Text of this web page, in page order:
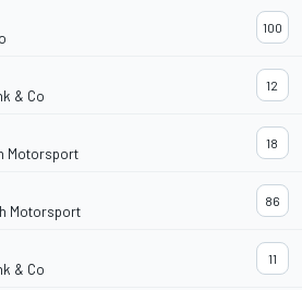
100
& Co
12
Motorsport
18
Motorsport
86
& Co
11